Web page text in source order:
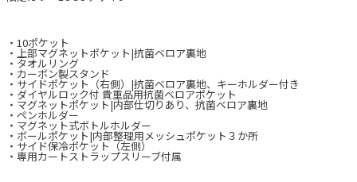
・10ポケット
・上部マグネットポケット|抗菌ベロア裏地
・タオルリング
・カーボン製スタンド
・サイドポケット（右側）|抗菌ベロア裏地、キーホルダー付き
・ダイヤルロック付 貴重品用抗菌ベロアポケット
・マグネットポケット|内部仕切りあり、抗菌ベロア裏地
・ペンホルダー
・マグネット式ボトルホルダー
・ボールポケット|内部整理用メッシュポケット３か所
・サイド保冷ポケット（左側）
・専用カートストラップスリーブ付属